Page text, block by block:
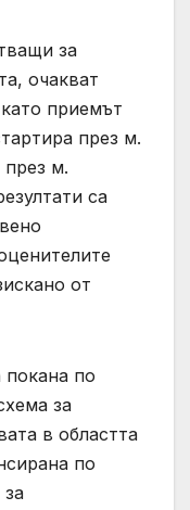
за
очакват
приемът
през м.
м.
са
от
по
за
в областта
по